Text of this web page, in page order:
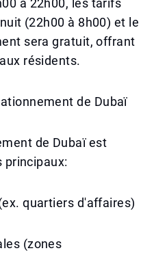
à 22h00, les tarifs
(22h00 à 8h00) et le
sera gratuit, offrant
résidents.
de Dubaï
de Dubaï est
principaux:
quartiers d'affaires)
(zones